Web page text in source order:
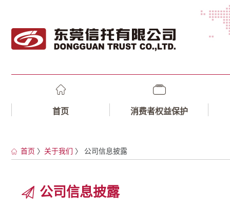
首页 消费者权益保护
首页 〉 关于我们 〉 公司信息披露
公司信息披露